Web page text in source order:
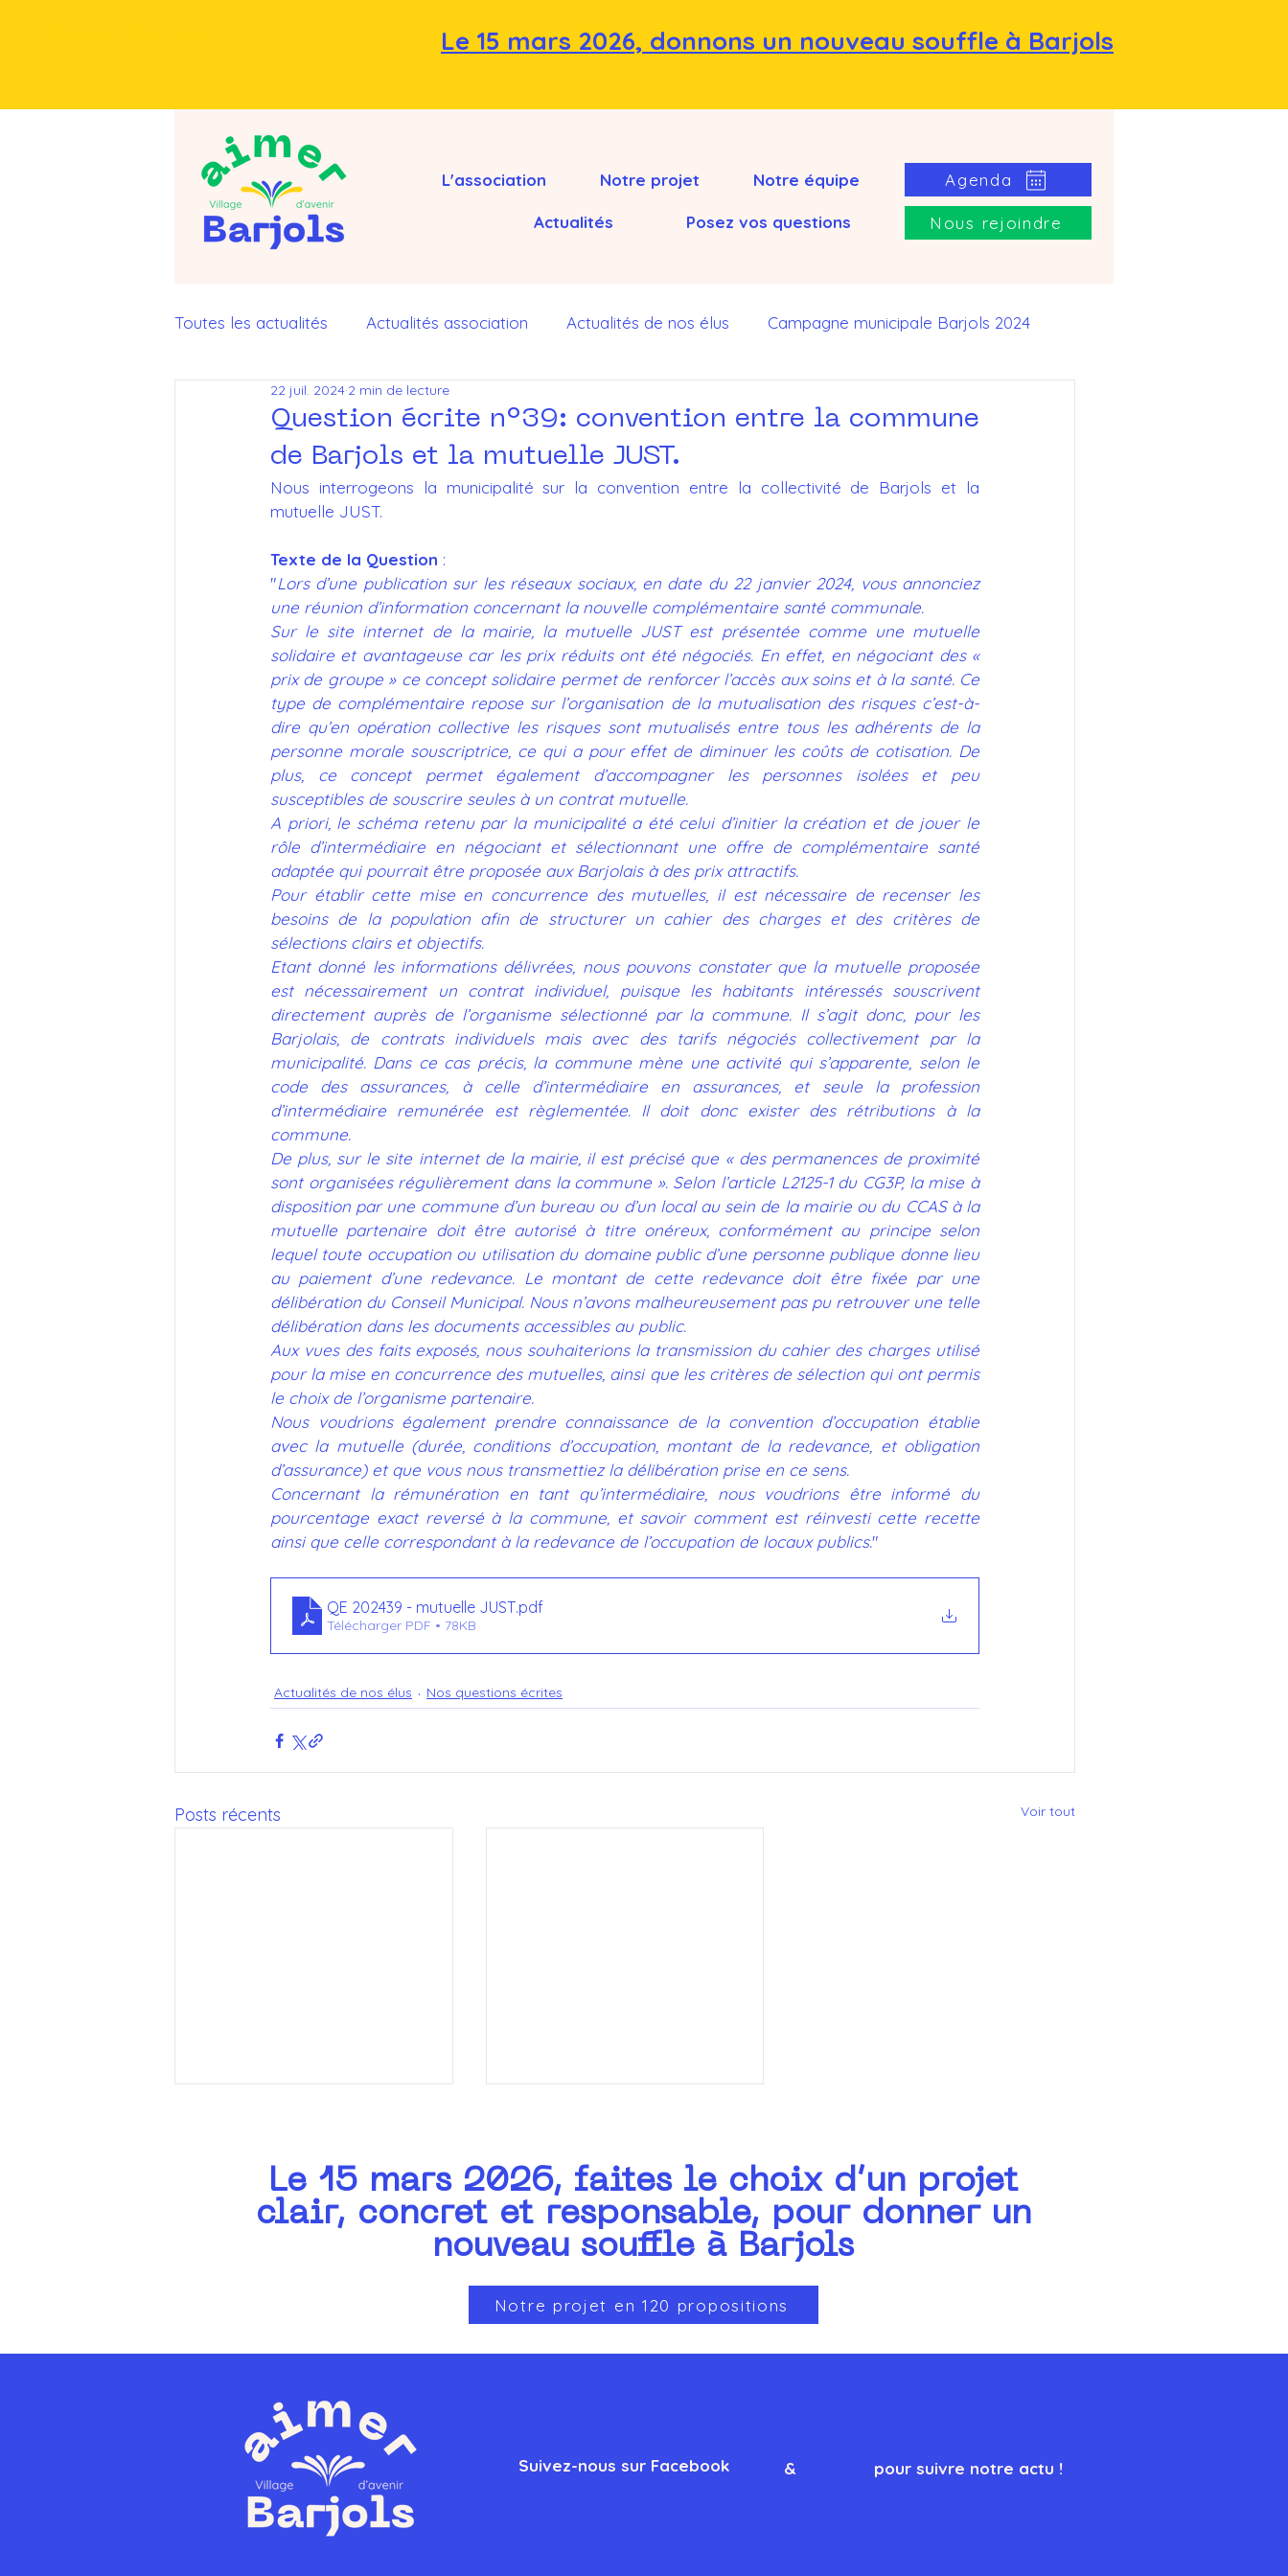
Le 15 mars 2026, donnons un nouveau souffle à Barjols
L'association Notre projet Notre équipe
Actualités Posez vos questions
Agenda
Nous rejoindre
Toutes les actualités Actualités association Actualités de nos élus Campagne municipale Barjols 2024
Interventions en questions orales
CR du Conseil Municipal
Actions de l'association Revue de Presse
Question écrite n°39: convention entre la commune
de Barjols et la mutuelle JUST.
22 juil. 2024 2 min de lecture
Nous interrogeons la municipalité sur la convention entre la collectivité de Barjols et la
mutuelle JUST.
Texte de la Question :
"Lors d’une publication sur les réseaux sociaux, en date du 22 janvier 2024, vous annonciez
une réunion d’information concernant la nouvelle complémentaire santé communale.
Sur le site internet de la mairie, la mutuelle JUST est présentée comme une mutuelle
solidaire et avantageuse car les prix réduits ont été négociés. En effet, en négociant des «
prix de groupe » ce concept solidaire permet de renforcer l’accès aux soins et à la santé. Ce
type de complémentaire repose sur l’organisation de la mutualisation des risques c’est-à-
dire qu’en opération collective les risques sont mutualisés entre tous les adhérents de la
personne morale souscriptrice, ce qui a pour effet de diminuer les coûts de cotisation. De
plus, ce concept permet également d’accompagner les personnes isolées et peu
susceptibles de souscrire seules à un contrat mutuelle.
A priori, le schéma retenu par la municipalité a été celui d’initier la création et de jouer le
rôle d’intermédiaire en négociant et sélectionnant une offre de complémentaire santé
adaptée qui pourrait être proposée aux Barjolais à des prix attractifs.
Pour établir cette mise en concurrence des mutuelles, il est nécessaire de recenser les
besoins de la population afin de structurer un cahier des charges et des critères de
sélections clairs et objectifs.
Etant donné les informations délivrées, nous pouvons constater que la mutuelle proposée
est nécessairement un contrat individuel, puisque les habitants intéressés souscrivent
directement auprès de l’organisme sélectionné par la commune. Il s’agit donc, pour les
Barjolais, de contrats individuels mais avec des tarifs négociés collectivement par la
municipalité. Dans ce cas précis, la commune mène une activité qui s’apparente, selon le
code des assurances, à celle d’intermédiaire en assurances, et seule la profession
d’intermédiaire remunérée est règlementée. Il doit donc exister des rétributions à la
commune.
De plus, sur le site internet de la mairie, il est précisé que « des permanences de proximité
sont organisées régulièrement dans la commune ». Selon l’article L2125-1 du CG3P, la mise à
disposition par une commune d’un bureau ou d’un local au sein de la mairie ou du CCAS à la
mutuelle partenaire doit être autorisé à titre onéreux, conformément au principe selon
lequel toute occupation ou utilisation du domaine public d’une personne publique donne lieu
au paiement d’une redevance. Le montant de cette redevance doit être fixée par une
délibération du Conseil Municipal. Nous n’avons malheureusement pas pu retrouver une telle
délibération dans les documents accessibles au public.
Aux vues des faits exposés, nous souhaiterions la transmission du cahier des charges utilisé
pour la mise en concurrence des mutuelles, ainsi que les critères de sélection qui ont permis
le choix de l’organisme partenaire.
Nous voudrions également prendre connaissance de la convention d’occupation établie
avec la mutuelle (durée, conditions d’occupation, montant de la redevance, et obligation
d’assurance) et que vous nous transmettiez la délibération prise en ce sens.
Concernant la rémunération en tant qu’intermédiaire, nous voudrions être informé du
pourcentage exact reversé à la commune, et savoir comment est réinvesti cette recette
ainsi que celle correspondant à la redevance de l’occupation de locaux publics."
QE 202439 - mutuelle JUST.pdf
Télécharger PDF • 78KB
Actualités de nos élus Nos questions écrites
Posts récents Voir tout
convention d’occupation
du Centre Hospitalier
Henri Guérin à Barjols
Le 15 mars 2026, faites le choix d’un projet
clair, concret et responsable, pour donner un
nouveau souffle à Barjols
Notre projet en 120 propositions
Suivez-nous sur Facebook & pour suivre notre actu !